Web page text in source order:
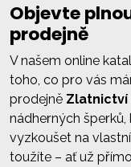
Objevte
prodejně
V našem online
toho, co pro vás
prodejně Zlatnictví
nádherných
vyzkoušet na
toužíte – ať už